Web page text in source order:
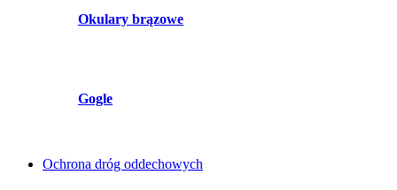
Okulary brązowe
Gogle
Ochrona dróg oddechowych